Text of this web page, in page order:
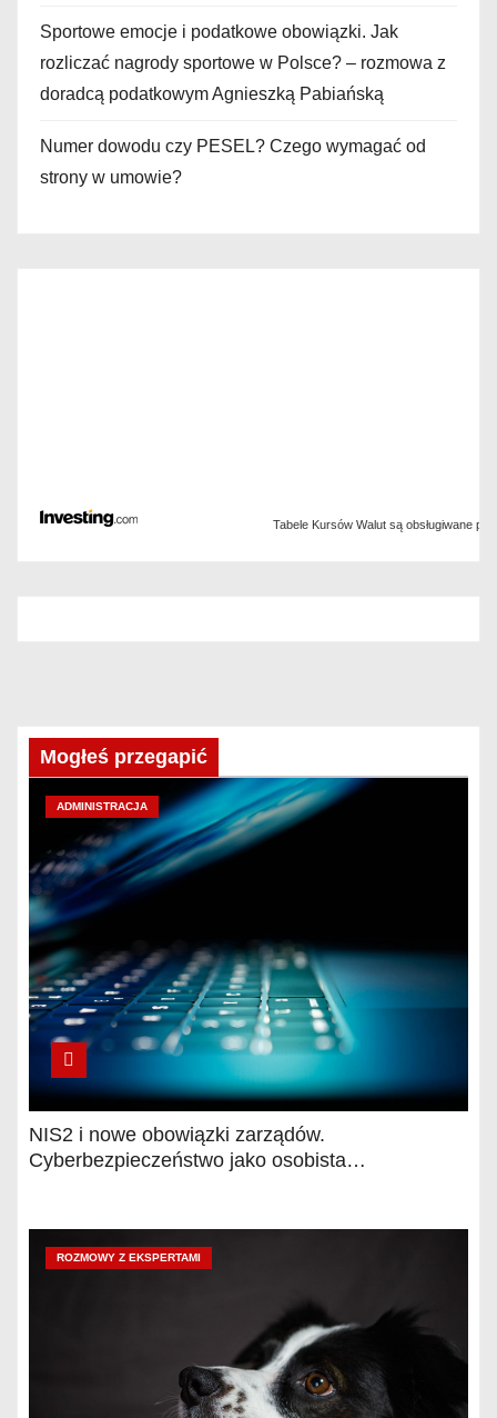
Sportowe emocje i podatkowe obowiązki. Jak
rozliczać nagrody sportowe w Polsce? – rozmowa z
doradcą podatkowym Agnieszką Pabiańską
Numer dowodu czy PESEL? Czego wymagać od
strony w umowie?
Tabele Kursów Walut są obsługiwane
Mogłeś przegapić
ADMINISTRACJA
NIS2 i nowe obowiązki zarządów.
Cyberbezpieczeństwo jako osobista
ROZMOWY Z EKSPERTAMI